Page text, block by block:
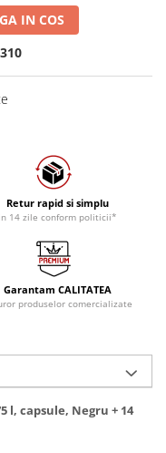
IN COS
Retur rapid si simplu
in 14 zile conform politicii*
Garantam CALITATEA
produselor comercializate
l, capsule, Negru + 14